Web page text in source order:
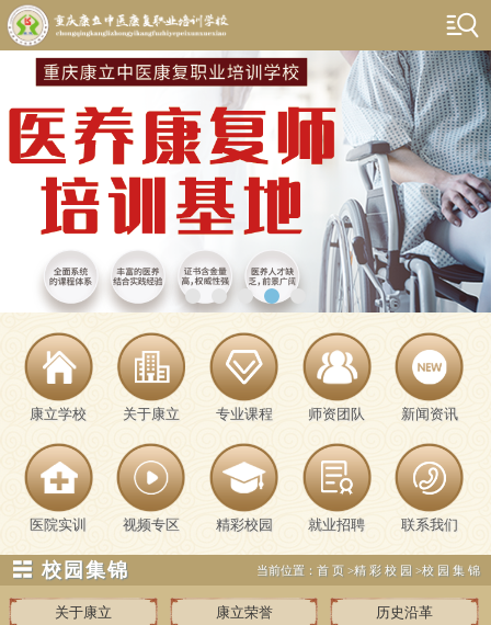
康立学校 关于康立 专业课程 师资团队 新闻资讯
医院实训 视频专区 精彩校园 就业招聘 联系我们
☵ 校园集锦 当前位置： 首页 >精彩校园 >校园集锦
关于康立 康立荣誉 历史沿革